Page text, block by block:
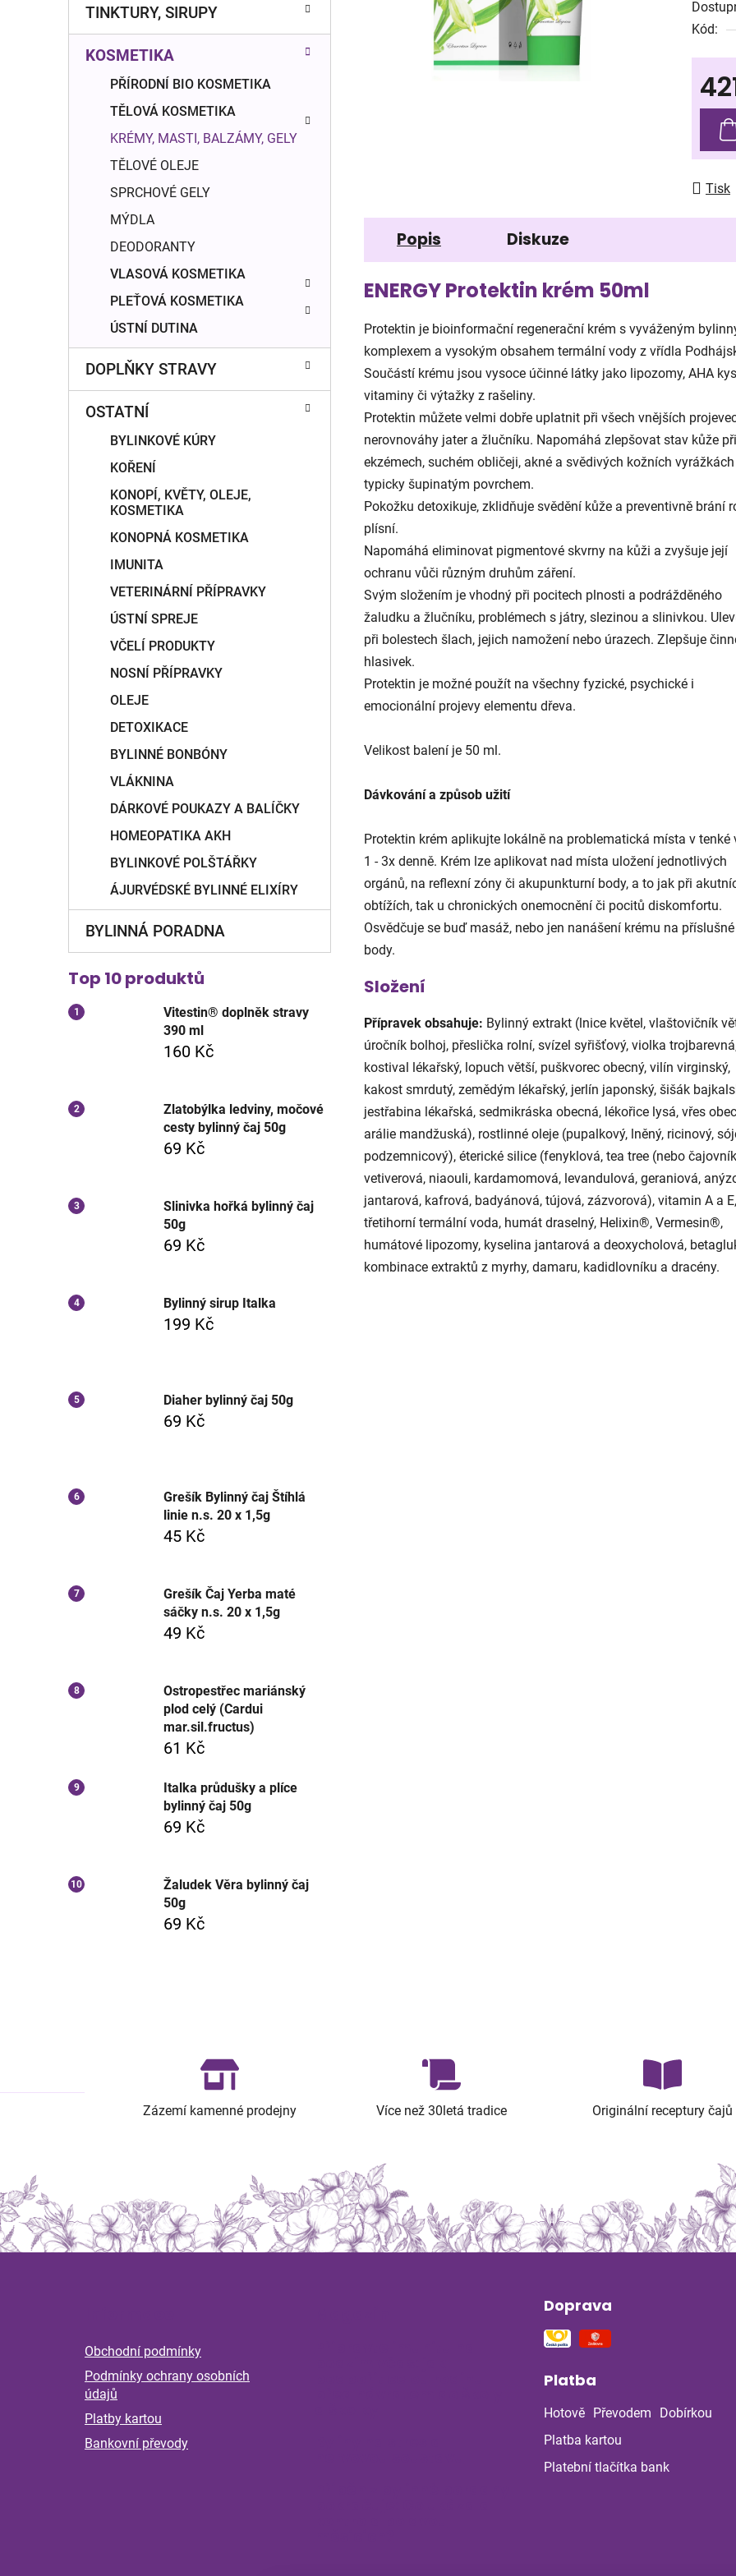
TINKTURY, SIRUPY
KOSMETIKA
PŘÍRODNÍ BIO KOSMETIKA
TĚLOVÁ KOSMETIKA
KRÉMY, MASTI, BALZÁMY, GELY
TĚLOVÉ OLEJE
SPRCHOVÉ GELY
MÝDLA
DEODORANTY
VLASOVÁ KOSMETIKA
PLEŤOVÁ KOSMETIKA
ÚSTNÍ DUTINA
DOPLŇKY STRAVY
OSTATNÍ
BYLINKOVÉ KÚRY
KOŘENÍ
KONOPÍ, KVĚTY, OLEJE,
KOSMETIKA
KONOPNÁ KOSMETIKA
IMUNITA
VETERINÁRNÍ PŘÍPRAVKY
ÚSTNÍ SPREJE
VČELÍ PRODUKTY
NOSNÍ PŘÍPRAVKY
OLEJE
DETOXIKACE
BYLINNÉ BONBÓNY
VLÁKNINA
DÁRKOVÉ POUKAZY A BALÍČKY
HOMEOPATIKA AKH
BYLINKOVÉ POLŠTÁŘKY
ÁJURVÉDSKÉ BYLINNÉ ELIXÍRY
BYLINNÁ PORADNA
Top 10 produktů
Vitestin® doplněk stravy
390 ml
160 Kč
Zlatobýlka ledviny, močové
cesty bylinný čaj 50g
69 Kč
Slinivka hořká bylinný čaj
50g
69 Kč
Bylinný sirup Italka
199 Kč
Diaher bylinný čaj 50g
69 Kč
Grešík Bylinný čaj Štíhlá
linie n.s. 20 x 1,5g
45 Kč
Grešík Čaj Yerba maté
sáčky n.s. 20 x 1,5g
49 Kč
Ostropestřec mariánský
plod celý (Cardui
mar.sil.fructus)
61 Kč
Italka průdušky a plíce
bylinný čaj 50g
69 Kč
Žaludek Věra bylinný čaj
50g
69 Kč
je
0,0
z
Kód:
Tisk
Popis Diskuze
ENERGY Protektin krém 50ml
Protektin je bioinformační regenerační krém s vyváženým
komplexem a vysokým obsahem termální vody z vřídla
Součástí krému jsou vysoce účinné látky jako lipozomy, AHA
vitaminy či výtažky z rašeliny.
Protektin můžete velmi dobře uplatnit při všech vnějších
nerovnováhy jater a žlučníku. Napomáhá zlepšovat stav kůže při
ekzémech, suchém obličeji, akné a svědivých kožních
typicky šupinatým povrchem.
Pokožku detoxikuje, zklidňuje svědění kůže a preventivně brání
plísní.
Napomáhá eliminovat pigmentové skvrny na kůži a zvyšuje její
ochranu vůči různým druhům záření.
Svým složením je vhodný při pocitech plnosti a podrážděného
žaludku a žlučníku, problémech s játry, slezinou a slinivkou.
při bolestech šlach, jejich namožení nebo úrazech. Zlepšuje
hlasivek.
Protektin je možné použít na všechny fyzické, psychické i
emocionální projevy elementu dřeva.
Velikost balení je 50 ml.
Dávkování a způsob užití
Protektin krém aplikujte lokálně na problematická místa v tenké
1 - 3x denně. Krém lze aplikovat nad místa uložení jednotlivých
orgánů, na reflexní zóny či akupunkturní body, a to jak při
obtížích, tak u chronických onemocnění či pocitů diskomfortu.
Osvědčuje se buď masáž, nebo jen nanášení krému na příslušné
body.
Složení
Přípravek obsahuje: Bylinný extrakt (lnice květel, vlaštovičník
úročník bolhoj, přeslička rolní, svízel syřišťový, violka
kostival lékařský, lopuch větší, puškvorec obecný, vilín virginský,
kakost smrdutý, zemědým lékařský, jerlín japonský, šišák
jestřabina lékařská, sedmikráska obecná, lékořice lysá, vřes
arálie mandžuská), rostlinné oleje (pupalkový, lněný, ricinový,
podzemnicový), éterické silice (fenyklová, tea tree (nebo
vetiverová, niaouli, kardamomová, levandulová, geraniová,
jantarová, kafrová, badyánová, tújová, zázvorová), vitamin A a E,
třetihorní termální voda, humát draselný, Helixin®, Vermesin®,
humátové lipozomy, kyselina jantarová a deoxycholová,
kombinace extraktů z myrhy, damaru, kadidlovníku a dracény.
Zázemí kamenné prodejny Více než 30letá tradice Originální receptury čajů
Obchodní podmínky
Podmínky ochrany osobních
údajů
Platby kartou
Bankovní převody
Doprava
Platba
Hotově Převodem
Dobírkou
Platba kartou
Platební tlačítka bank